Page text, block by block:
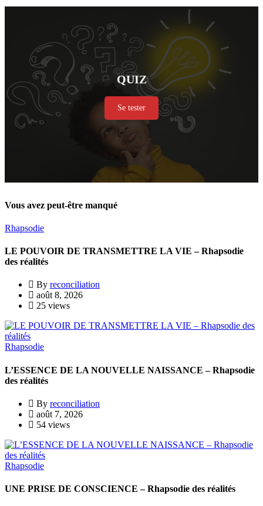
QUIZ
Se tester
Vous avez peut-être manqué
Rhapsodie
LE POUVOIR DE TRANSMETTRE LA VIE – Rhapsodie
des réalités
By reconciliation
août 8, 2026
25 views
Rhapsodie
L’ESSENCE DE LA NOUVELLE NAISSANCE – Rhapsodie
des réalités
By reconciliation
août 7, 2026
54 views
Rhapsodie
UNE PRISE DE CONSCIENCE – Rhapsodie des réalités